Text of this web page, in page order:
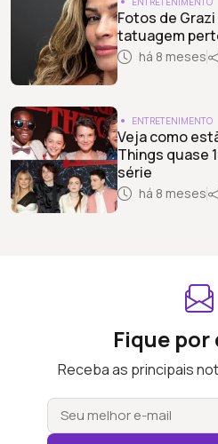
Fotos de
tatuagem
há 8 meses
ENTRETENIMENTO
Veja como
Things quase
série
há 8 meses
Fique
Receba as principais